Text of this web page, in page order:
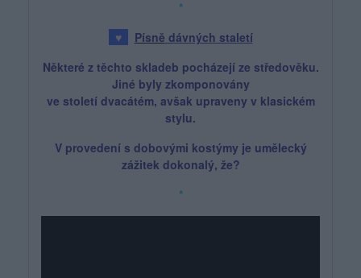
*
♥
Písně dávných staletí
Některé z těchto skladeb pocházejí ze středověku.
Jiné byly zkomponovány
ve století dvacátém, avšak upraveny v klasickém
stylu.
V provedení s dobovými kostýmy je umělecký
zážitek dokonalý, že?
*